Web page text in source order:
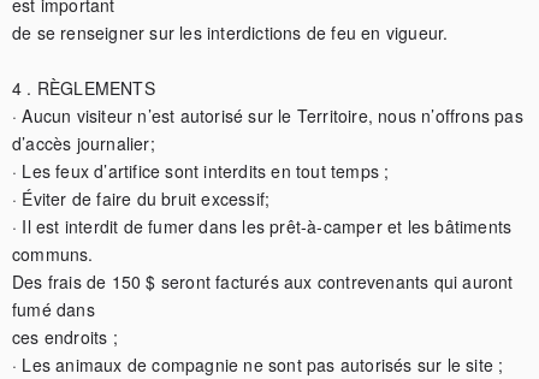
est important
de se renseigner sur les interdictions de feu en vigueur.
4 . RÈGLEMENTS
· Aucun visiteur n’est autorisé sur le Territoire, nous n’offrons pas
d’accès journalier;
· Les feux d’artifice sont interdits en tout temps ;
· Éviter de faire du bruit excessif;
· Il est interdit de fumer dans les prêt-à-camper et les bâtiments
communs.
Des frais de 150 $ seront facturés aux contrevenants qui auront
fumé dans
ces endroits ;
· Les animaux de compagnie ne sont pas autorisés sur le site ;